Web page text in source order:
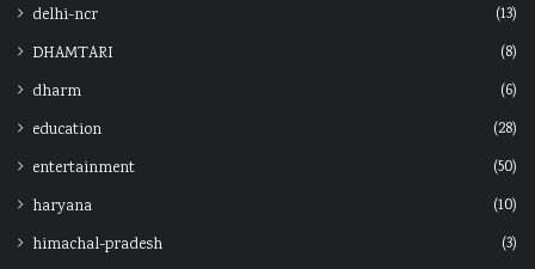
delhi-ncr
(13)
DHAMTARI
(8)
dharm
(6)
education
(28)
entertainment
(50)
haryana
(10)
himachal-pradesh
(3)